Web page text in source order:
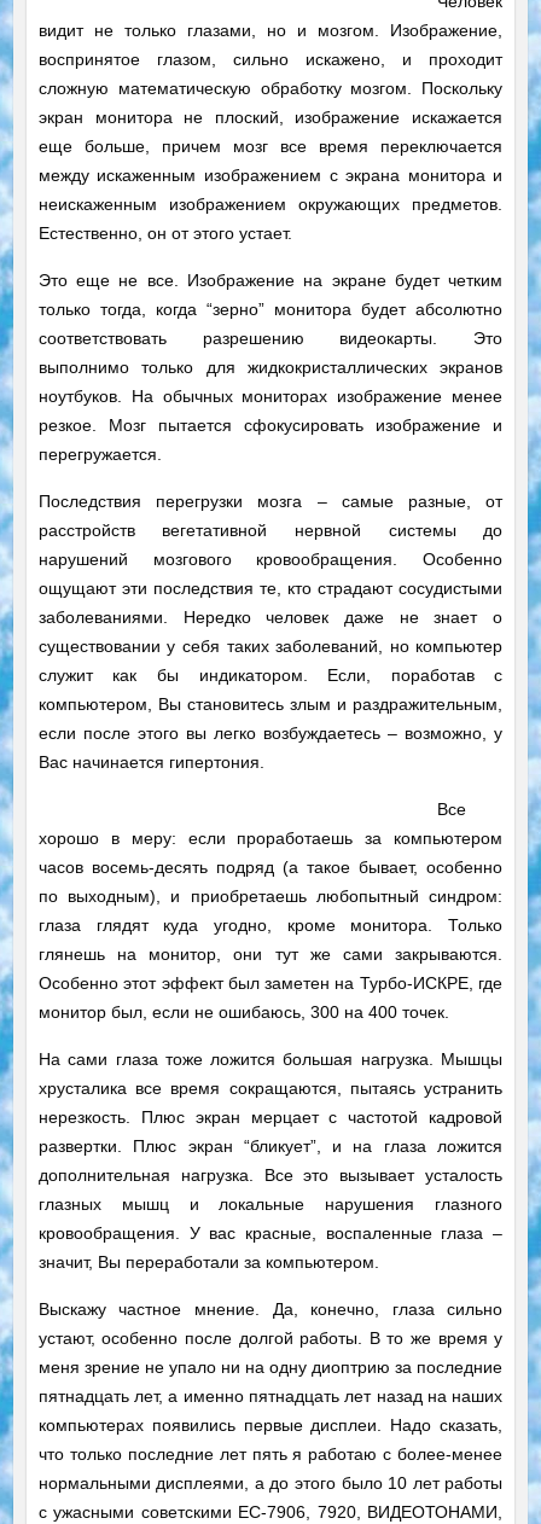
видит не только глазами, но и мозгом. Изображение,
воспринятое глазом, сильно искажено, и проходит
сложную математическую обработку мозгом. Поскольку
экран монитора не плоский, изображение искажается
еще больше, причем мозг все время переключается
между искаженным изображением с экрана монитора и
неискаженным изображением окружающих предметов.
Естественно, он от этого устает.
Это еще не все. Изображение на экране будет четким
только тогда, когда “зерно” монитора будет абсолютно
соответствовать разрешению видеокарты. Это
выполнимо только для жидкокристаллических экранов
ноутбуков. На обычных мониторах изображение менее
резкое. Мозг пытается сфокусировать изображение и
перегружается.
Последствия перегрузки мозга – самые разные, от
расстройств вегетативной нервной системы до
нарушений мозгового кровообращения. Особенно
ощущают эти последствия те, кто страдают сосудистыми
заболеваниями. Нередко человек даже не знает о
существовании у себя таких заболеваний, но компьютер
служит как бы индикатором. Если, поработав с
компьютером, Вы становитесь злым и раздражительным,
если после этого вы легко возбуждаетесь – возможно, у
Вас начинается гипертония.
Все
хорошо в меру: если проработаешь за компьютером
часов восемь-десять подряд (а такое бывает, особенно
по выходным), и приобретаешь любопытный синдром:
глаза глядят куда угодно, кроме монитора. Только
глянешь на монитор, они тут же сами закрываются.
Особенно этот эффект был заметен на Турбо-ИСКРЕ, где
монитор был, если не ошибаюсь, 300 на 400 точек.
На сами глаза тоже ложится большая нагрузка. Мышцы
хрусталика все время сокращаются, пытаясь устранить
нерезкость. Плюс экран мерцает с частотой кадровой
развертки. Плюс экран “бликует”, и на глаза ложится
дополнительная нагрузка. Все это вызывает усталость
глазных мышц и локальные нарушения глазного
кровообращения. У вас красные, воспаленные глаза –
значит, Вы переработали за компьютером.
Выскажу частное мнение. Да, конечно, глаза сильно
устают, особенно после долгой работы. В то же время у
меня зрение не упало ни на одну диоптрию за последние
пятнадцать лет, а именно пятнадцать лет назад на наших
компьютерах появились первые дисплеи. Надо сказать,
что только последние лет пять я работаю с более-менее
нормальными дисплеями, а до этого было 10 лет работы
с ужасными советскими ЕС-7906, 7920, ВИДЕОТОНАМИ,